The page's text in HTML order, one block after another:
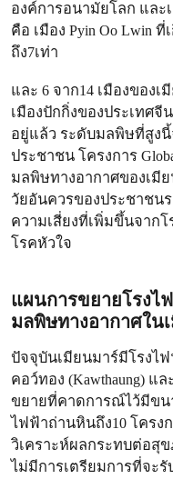
องค์การอนามัยโลก และ
คือ เมือง Pyin Oo Lwin
ถึง7เท่า
และ 6 จาก14 เมืองของ
เมืองปักกิ่งของประเทศจี
อยู่แล้ว ระดับมลพิษที่สูง
ประชาชน โครงการ
มลพิษทางอากาศของเมี
วัยอันควรของประชาชนร
ความเสี่ยงที่เพิ่มขึ้นจาก
โรคหัวใจ
แผนการขยายโรงไ
มลพิษทางอากาศใน
ปัจจุบันเมียนมาร์มีโรงไ
คอว์ทอง (Kawthaung) แ
ขยายที่คาดการณ์ไว้มีขน
ไฟฟ้าถ่านหินถึง10 โครง
วิเคราะห์ผลกระทบต่อสุ
ไม่มีการเตรียมการที่จะ